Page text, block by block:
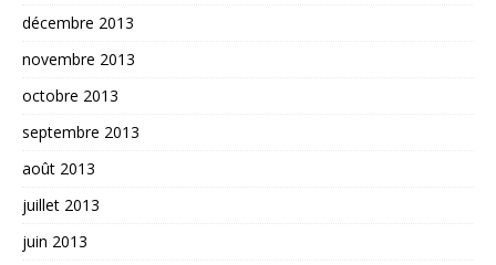
décembre 2013
novembre 2013
octobre 2013
septembre 2013
août 2013
juillet 2013
juin 2013